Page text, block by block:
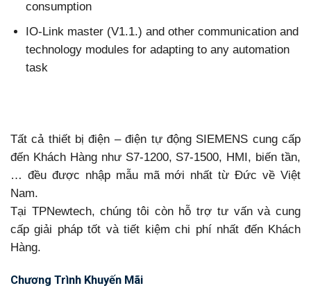
consumption
IO-Link master (V1.1.) and other communication and
technology modules for adapting to any automation
task
Tất cả thiết bị điện – điện tự động SIEMENS cung cấp
đến Khách Hàng như S7-1200, S7-1500, HMI, biến tần,
… đều được nhập mẫu mã mới nhất từ Đức về Việt
Nam.
Tại TPNewtech, chúng tôi còn hỗ trợ tư vấn và cung
cấp giải pháp tốt và tiết kiệm chi phí nhất đến Khách
Hàng.
Chương Trình Khuyến Mãi